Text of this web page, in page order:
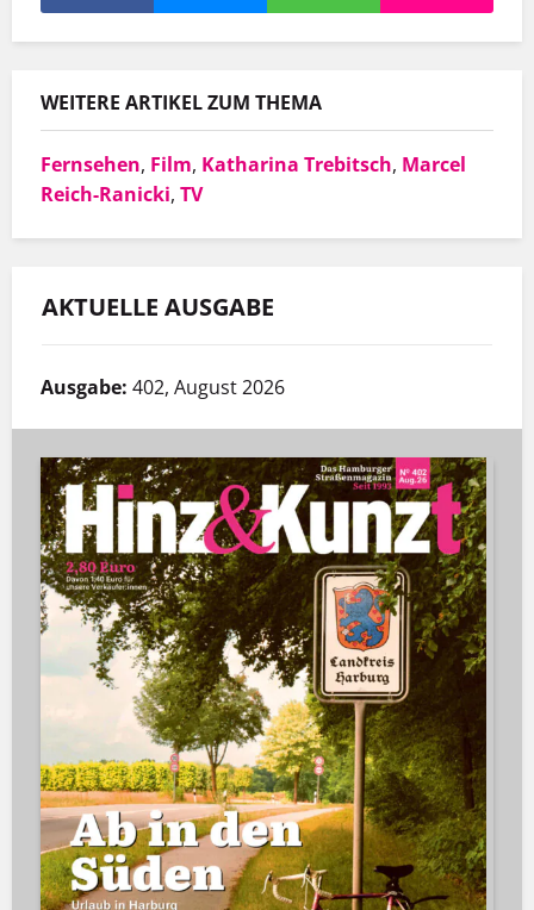
WEITERE ARTIKEL ZUM THEMA
Fernsehen, Film, Katharina Trebitsch, Marcel
Reich-Ranicki, TV
AKTUELLE AUSGABE
Ausgabe: 402, August 2026